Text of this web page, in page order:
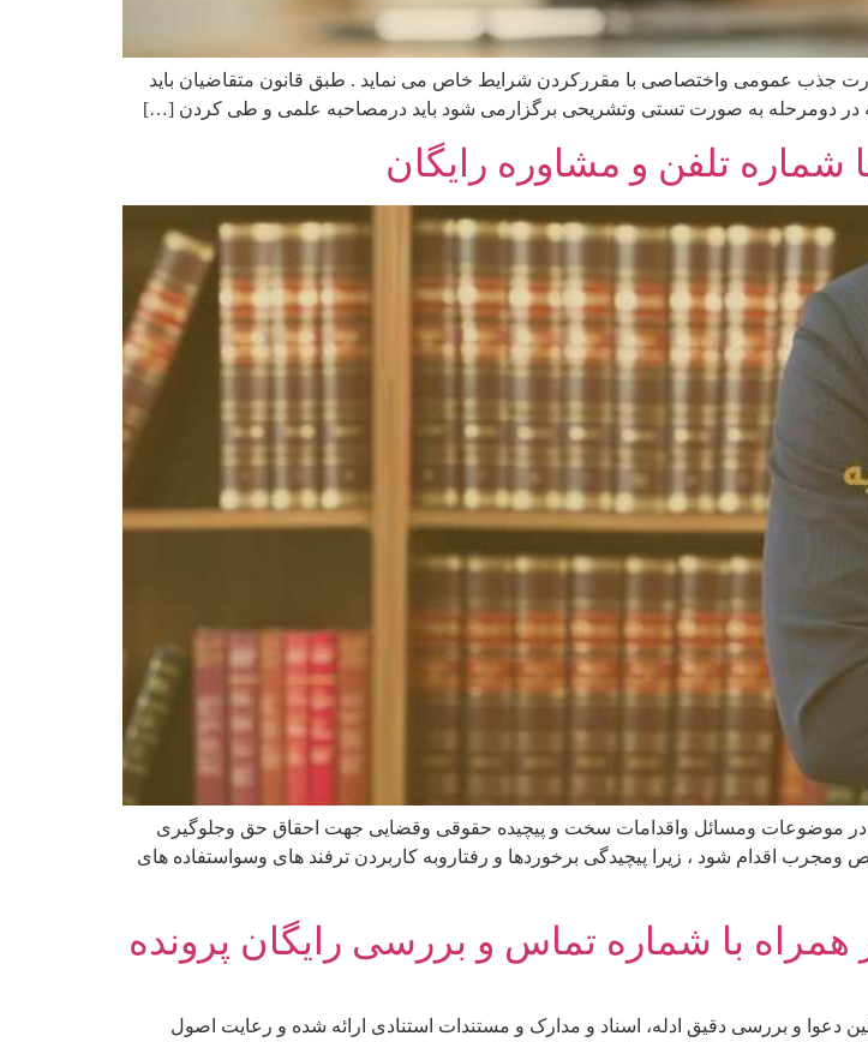
جذب عمومی واختصاصی با مقررکردن شرایط خاص می نماید . طبق قانون متقاضیان باید
در دومرحله به صورت تستی وتشریحی برگزارمی شود باید درمصاحبه علمی و طی کردن […]
شماره تلفن و مشاوره رایگان
موضوعات ومسائل واقدامات سخت و پیچیده حقوقی وقضایی جهت احقاق حق وجلوگیری
اقدام شود ، زیرا پیچیدگی برخوردها و رفتاروبه کاربردن ترفند های وسواستفاده های
با شماره تماس و بررسی رایگان پرونده
و بررسی دقیق ادله، اسناد و مدارک و مستندات استنادی ارائه شده و رعایت اصول